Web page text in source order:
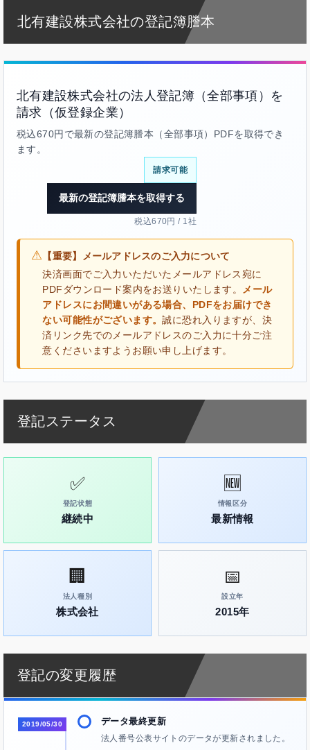
北有建設株式会社の登記簿謄本
北有建設株式会社の法人登記簿（全部事項）を
請求（仮登録企業）
税込670円で最新の登記簿謄本（全部事項）PDFを取得でき
ます。
請求可能
最新の登記簿謄本を取得する
税込670円 / 1社
⚠ 【重要】メールアドレスのご入力について
決済画面でご入力いただいたメールアドレス宛に
PDFダウンロード案内をお送りいたします。
メール
アドレスにお間違いがある場合、PDFをお届けでき
ない可能性がございます。誠に恐れ入りますが、決
済リンク先でのメールアドレスのご入力に十分ご注
意くださいますようお願い申し上げます。
登記ステータス
✅
登記状態
継続中
🆕
情報区分
最新情報
🏢
法人種別
株式会社
📅
設立年
2015年
登記の変更履歴
2019/05/30 データ最終更新
法人番号公表サイトのデータが更新されました。